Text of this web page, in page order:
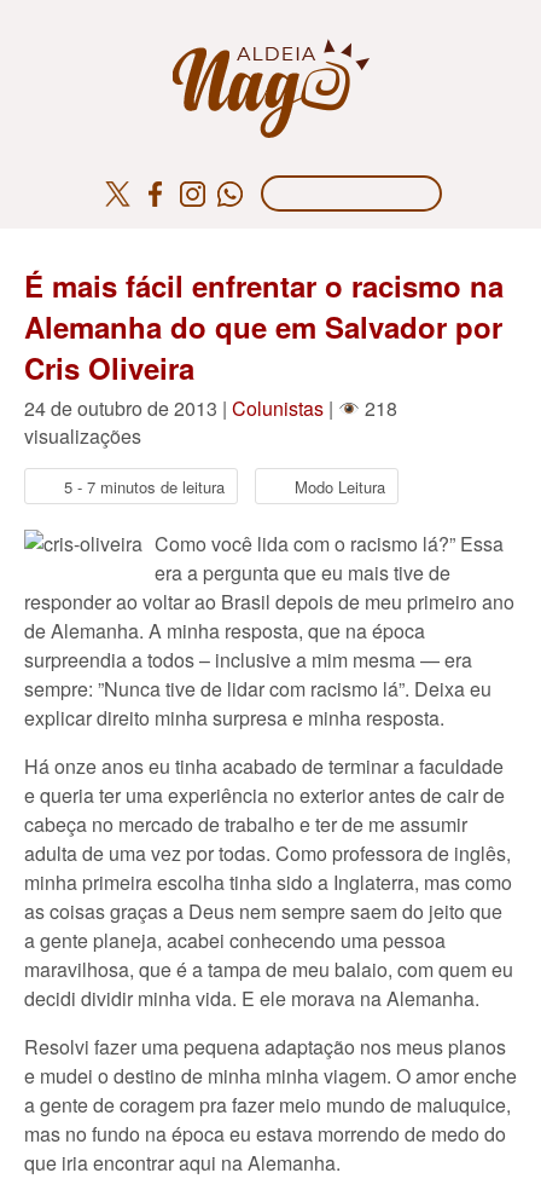
É mais fácil enfrentar o racismo na
Alemanha do que em Salvador por
Cris Oliveira
24 de outubro de 2013 | Colunistas |
218
visualizações
5 - 7 minutos de leitura Modo Leitura
Como você lida com o racismo lá?” Essa
era a pergunta que eu mais tive de
responder ao voltar ao Brasil depois de meu primeiro ano
de Alemanha. A minha resposta, que na época
surpreendia a todos – inclusive a mim mesma — era
sempre: ”Nunca tive de lidar com racismo lá”. Deixa eu
explicar direito minha surpresa e minha resposta.
Há onze anos eu tinha acabado de terminar a faculdade
e queria ter uma experiência no exterior antes de cair de
cabeça no mercado de trabalho e ter de me assumir
adulta de uma vez por todas. Como professora de inglês,
minha primeira escolha tinha sido a Inglaterra, mas como
as coisas graças a Deus nem sempre saem do jeito que
a gente planeja, acabei conhecendo uma pessoa
maravilhosa, que é a tampa de meu balaio, com quem eu
decidi dividir minha vida. E ele morava na Alemanha.
Resolvi fazer uma pequena adaptação nos meus planos
e mudei o destino de minha minha viagem. O amor enche
a gente de coragem pra fazer meio mundo de maluquice,
mas no fundo na época eu estava morrendo de medo do
que iria encontrar aqui na Alemanha.